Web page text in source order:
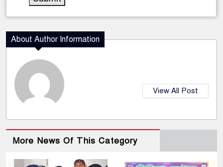
About Author Information
View All Post
More News Of This Category